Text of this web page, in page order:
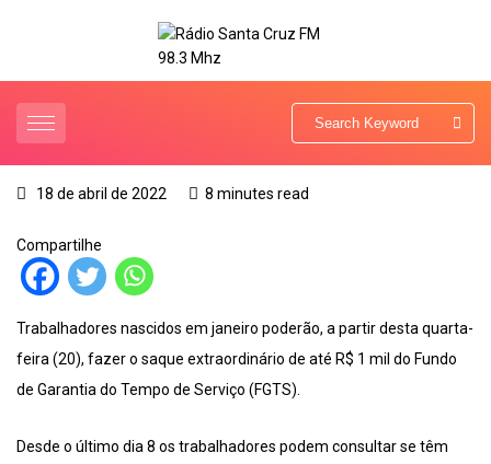
18 de abril de 2022 8 minutes read
Compartilhe
Trabalhadores nascidos em janeiro poderão, a partir desta quarta-
feira (20), fazer o saque extraordinário de até R$ 1 mil do Fundo
de Garantia do Tempo de Serviço (FGTS).
Desde o último dia 8 os trabalhadores podem consultar se têm